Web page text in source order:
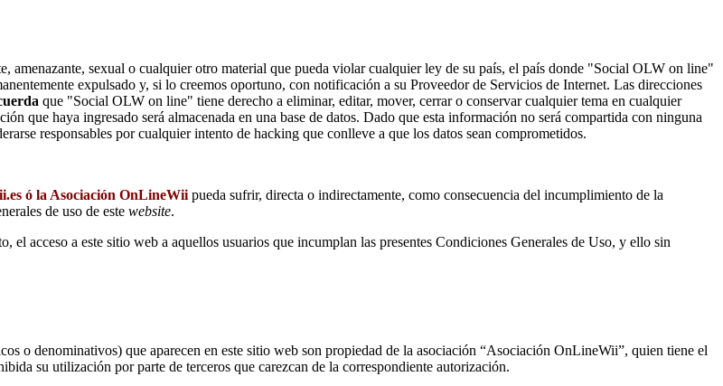
amenazante, sexual o cualquier otro material que pueda violar cualquier ley de su país, el país donde "Social OLW on line"
expulsado y, si lo creemos oportuno, con notificación a su Proveedor de Servicios de Internet. Las direcciones
que "Social OLW on line" tiene derecho a eliminar, editar, mover, cerrar o conservar cualquier tema en cualquier
que haya ingresado será almacenada en una base de datos. Dado que esta información no será compartida con ninguna
responsables por cualquier intento de hacking que conlleve a que los datos sean comprometidos.
ó la Asociación OnLineWii pueda sufrir, directa o indirectamente, como consecuencia del incumplimiento de la
de uso de este website.
el acceso a este sitio web a aquellos usuarios que incumplan las presentes Condiciones Generales de Uso, y ello sin
o denominativos) que aparecen en este sitio web son propiedad de la asociación “Asociación OnLineWii”, quien tiene el
su utilización por parte de terceros que carezcan de la correspondiente autorización.